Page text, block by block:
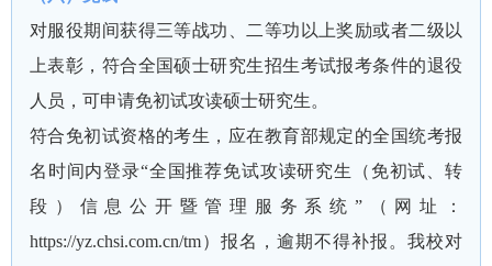
对服役期间获得三等战功、二等功以上奖励或者二级以
上表彰，符合全国硕士研究生招生考试报考条件的退役
人员，可申请免初试攻读硕士研究生。
符合免初试资格的考生，应在教育部规定的全国统考报
名时间内登录“全国推荐免试攻读研究生（免初试、转
段）信息公开暨管理服务系统”（网址：
https://yz.chsi.com.cn/tm）报名，逾期不得补报。我校对